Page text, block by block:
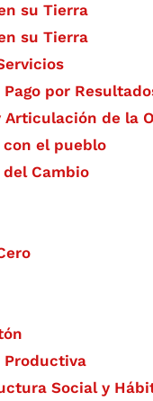
su Tierra
su Tierra
Pago por
Articulación de la
con el pueblo
del Cambio
Productiva
Social y